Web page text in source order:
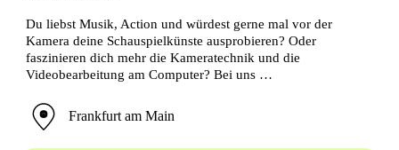
Du liebst Musik, Action und würdest gerne mal vor der
Kamera deine Schauspielkünste ausprobieren? Oder
faszinieren dich mehr die Kameratechnik und die
Videobearbeitung am Computer? Bei uns …
Frankfurt am Main